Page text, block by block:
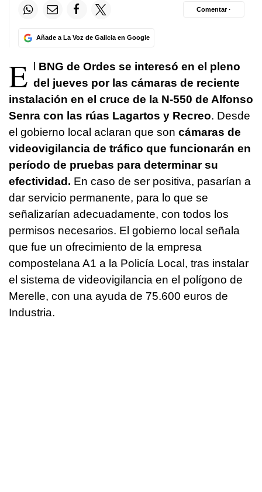
Añade a La Voz de Galicia en Google
Comentar ·
E
BNG de Ordes se interesó en el pleno
del jueves por las cámaras de reciente
instalación en el cruce de la N-550 de Alfonso
Senra con las rúas Lagartos y Recreo. Desde
el gobierno local aclaran que son cámaras de
videovigilancia de tráfico que funcionarán en
período de pruebas para determinar su
efectividad. En caso de ser positiva, pasarían a
dar servicio permanente, para lo que se
señalizarían adecuadamente, con todos los
permisos necesarios. El gobierno local señala
que fue un ofrecimiento de la empresa
compostelana A1 a la Policía Local, tras instalar
el sistema de videovigilancia en el polígono de
Merelle, con una ayuda de 75.600 euros de
Industria.